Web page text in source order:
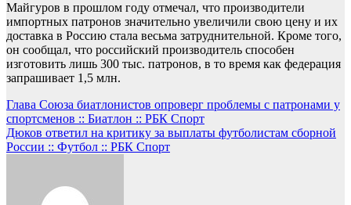
Майгуров в прошлом году отмечал, что производители
импортных патронов значительно увеличили свою цену и их
доставка в Россию стала весьма затруднительной. Кроме того,
он сообщал, что российский производитель способен
изготовить лишь 300 тыс. патронов, в то время как федерация
запрашивает 1,5 млн.
Навигация
по
записям
Глава Союза биатлонистов опроверг проблемы с патронами у
спортсменов :: Биатлон :: РБК Спорт
Дюков ответил на критику за выплаты футболистам сборной
России :: Футбол :: РБК Спорт